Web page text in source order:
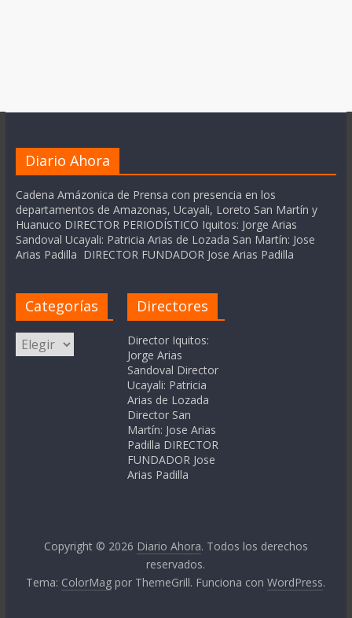
Diario Ahora
Cadena Amázonica de Prensa con presencia en los
departamentos de Amazonas, Ucayali, Loreto San Martín y
Huanuco DIRECTOR PERIODÍSTICO Iquitos: Jorge Arias
Sandoval Ucayali: Patricia Arias de Lozada San Martín: Jose
Arias Padilla DIRECTOR FUNDADOR Jose Arias Padilla
Categorías
Categorías
Directores
Director Iquitos:
Jorge Arias
Sandoval Director
Ucayali: Patricia
Arias de Lozada
Director San
Martín: Jose Arias
Padilla DIRECTOR
FUNDADOR Jose
Arias Padilla
Copyright © 2026 Diario Ahora. Todos los derechos
reservados.
Tema: ColorMag por ThemeGrill. Funciona conWordPress.